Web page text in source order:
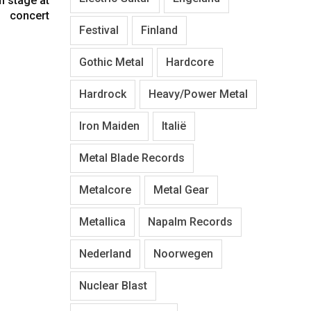
concert
Festival Finland
Gothic Metal Hardcore
Hardrock Heavy/Power Metal
Iron Maiden Italië
Metal Blade Records
Metalcore Metal Gear
Metallica Napalm Records
Nederland Noorwegen
Nuclear Blast